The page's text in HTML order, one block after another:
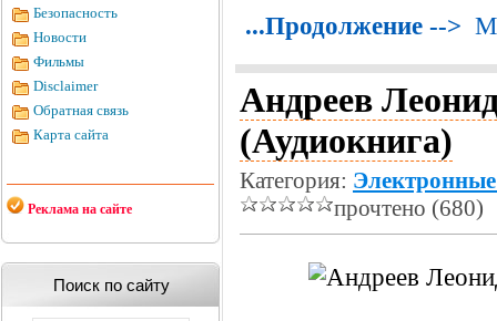
Безопасность
Новости
Фильмы
Disclaimer
Обратная связь
Карта сайта
Реклама на сайте
Поиск по сайту
...Продолжение -->
Андреев
(Аудиокнига)
Категория:
прочтено (680)